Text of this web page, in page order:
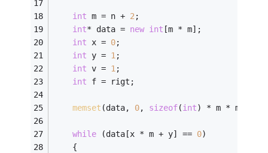
int m = n + 2;
int* data = new int [m * m];
int x = 0;
int y = 1;
int v = 1;
int f = rigt;
memset (data, 0, sizeof(int) * m * m);
while (data[x * m + y] == 0)
    {